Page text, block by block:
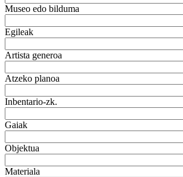
Museo edo bilduma
Egileak
Artista generoa
Atzeko planoa
Inbentario-zk.
Gaiak
Objektua
Materiala